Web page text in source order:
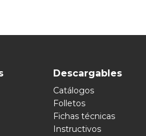
Descargables
Catálogos
Folletos
Fichas técnicas
Instructivos